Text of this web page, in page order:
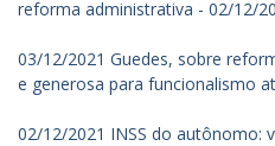
reforma administrativa - 02/12/
03/12/2021 Guedes, sobre
e generosa para funcionalismo
02/12/2021 INSS do autônomo: